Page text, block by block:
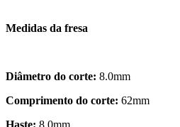
Medidas da fresa
Diâmetro do corte: 8.0mm
Comprimento do corte: 62mm
Haste: 8.0mm